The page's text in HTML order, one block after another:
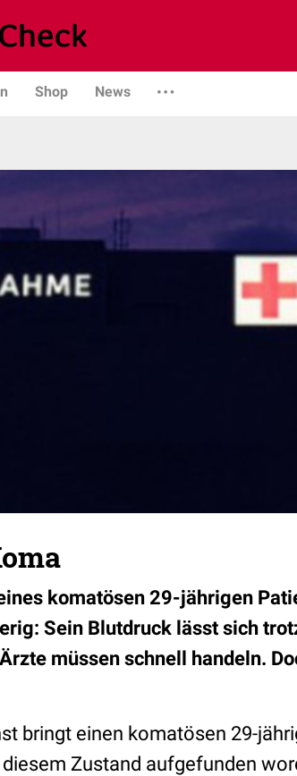
Shop News
komatösen 29-jährigen
Sein Blutdruck lässt sich
müssen schnell handeln.
bringt einen komatösen 29-
Zustand aufgefunden